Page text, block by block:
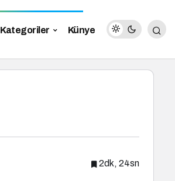
Kategoriler Künye
2dk, 24sn